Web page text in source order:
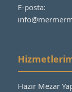
E-posta:
Hazır Mezar